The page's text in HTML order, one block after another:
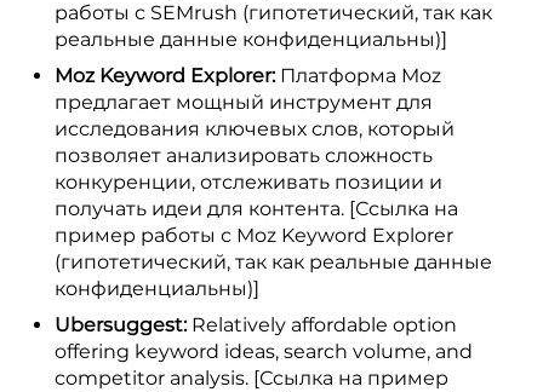
работы с SEMrush (гипотетический, так как
реальные данные конфиденциальны)]
Moz Keyword Explorer:Платформа Moz
предлагает мощный инструмент для
исследования ключевых слов, который
позволяет анализировать сложность
конкуренции, отслеживать позиции и
получать идеи для контента. [Ссылка на
пример работы с Moz Keyword Explorer
(гипотетический, так как реальные данные
конфиденциальны)]
Ubersuggest:Relatively affordable option
offering keyword ideas, search volume, and
competitor analysis. [Ссылка на пример